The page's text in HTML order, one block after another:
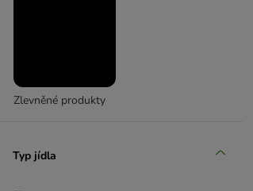
Zlevněné produkty
Typ jídla